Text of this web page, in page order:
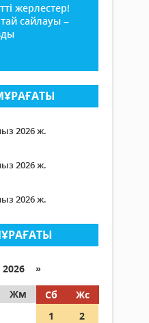
жерлестер!
сайлауы –
2026 ж.
2026 ж.
2026 ж.
»
Жм Сб
Жс
1
2